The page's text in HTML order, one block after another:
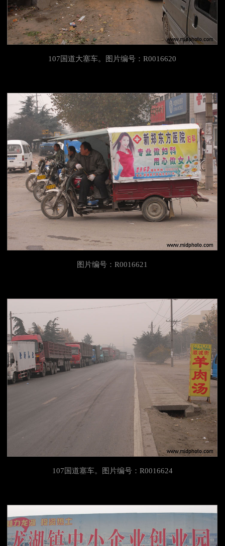
107国道大塞车。图片编号：R0016620
图片编号：R0016621
107国道塞车。图片编号：R0016624